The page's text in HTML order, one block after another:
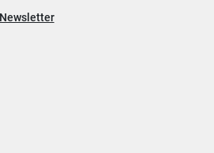
Newsletter
oknie
w nowym oknie
się w nowym oknie
otworzy się w nowym oknie
link otworzy się w nowym oknie